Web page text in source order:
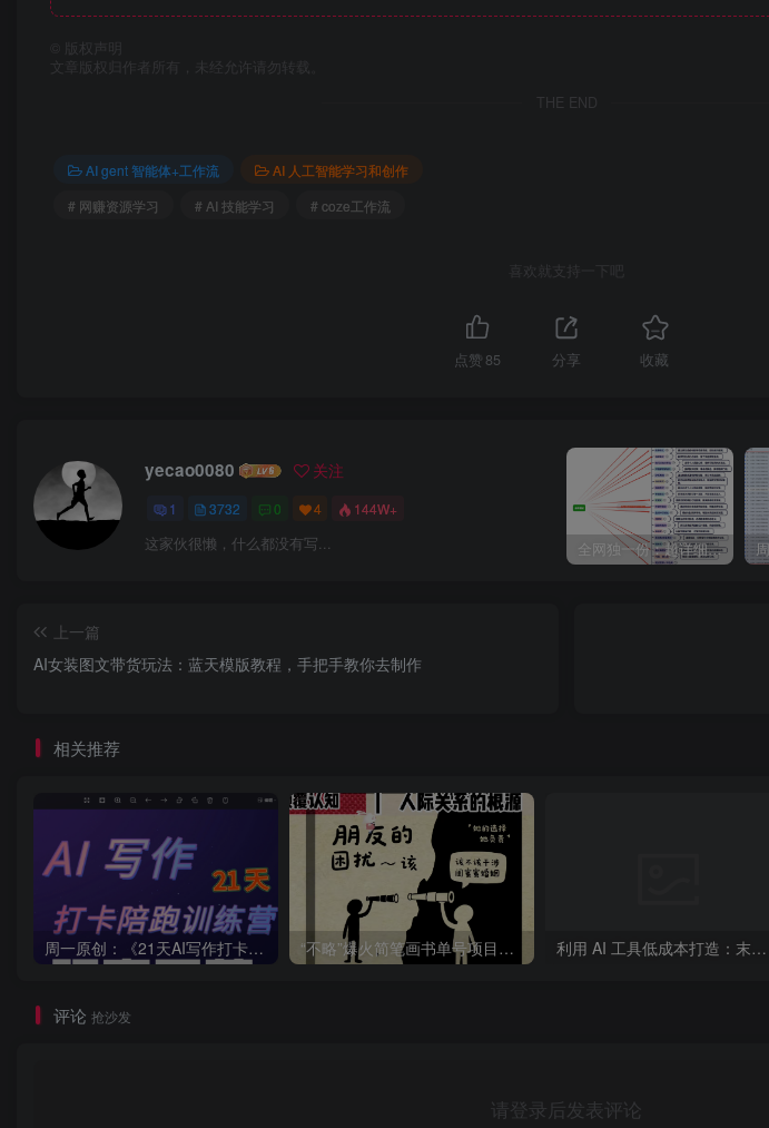
版权声明
文章版权归作者所有，未经允许请勿转载。
THE END
AI gent 智能体+工作流
AI 人工智能学习和创作
# 网赚资源学习
# AI 技能学习 # coze工作流
喜欢就支持一下吧
点赞 85 分享 收藏
yecao0080 关注
1 3732 0 4 144W+
这家伙很懒，什么都没有写... 全网独一份：超详细的40+个自媒体赛道领域解析手册，让你的内容创作不再局限！
上一篇
AI女装图文带货玩法：蓝天模版教程，手把手教你去制作
相关推荐
周一原创：《21天AI写作打卡陪跑训练营》全部内容讲解！（网站会员免费学习…） “不略”爆火简笔画书单号项目拆解，利用AI快速制作简笔画书单视频 利用 AI 工具低成本打造：末日生存题材系列短片，
评论 抢沙发
请登录后发表评论